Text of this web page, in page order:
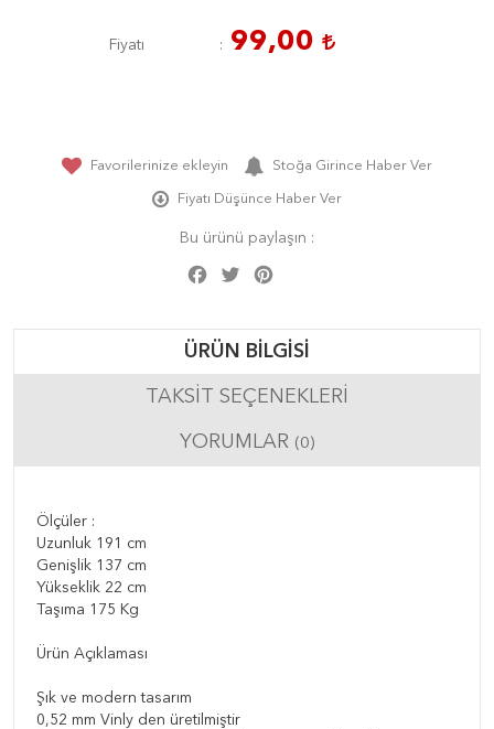
Fiyatı 99,00
Favorilerinize ekleyin Stoğa Girince Haber Ver
Fiyatı Düşünce Haber Ver
Bu ürünü paylaşın :
Facebook
Twitter
ÜRÜN BILGISI
TAKSIT SEÇENEKLERI
YORUMLAR (0)
Ölçüler :
Uzunluk 191 cm
Genişlik 137 cm
Yükseklik 22 cm
Taşıma 175 Kg
Ürün Açıklaması
Şık ve modern tasarım
0,52 mm Vinly den üretilmiştir